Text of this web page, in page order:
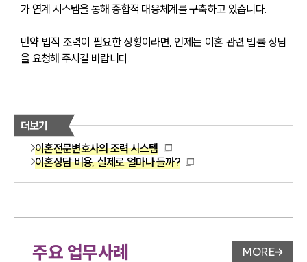
가 연계 시스템을 통해 종합적 대응체계를 구축하고 있습니다.
만약 법적 조력이 필요한 상황이라면, 언제든 이혼 관련 법률 상담
을 요청해 주시길 바랍니다.
더보기
이혼전문변호사의 조력 시스템
이혼상담 비용, 실제로 얼마나 들까?
주요 업무사례 업무사례
MORE